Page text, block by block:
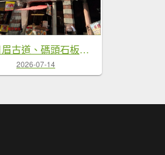
月眉古道、碼頭石板古道、大溪河濱步道 O型一圈
2026-07-14